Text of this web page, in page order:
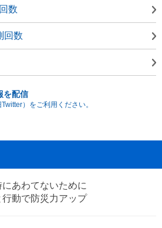
数
回数
を配信
）をご利用ください。
あわてないために
動で防災力アップ